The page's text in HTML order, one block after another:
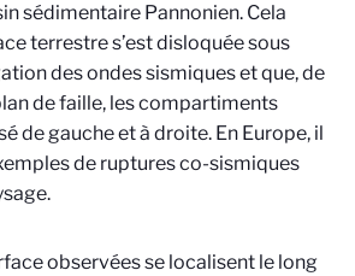
sédimentaire Pannonien. Cela
terrestre s’est disloquée sous
des ondes sismiques et que, de
de faille, les compartiments
de gauche et à droite. En Europe, il
de ruptures co-sismiques
observées se localisent le long